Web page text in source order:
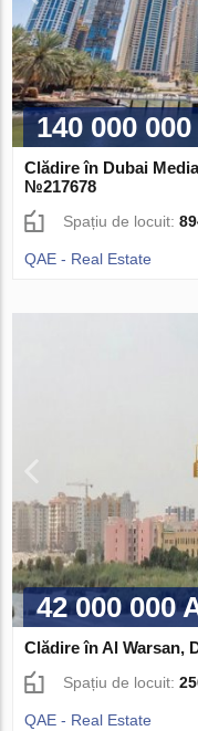
140 000
Clădire în Dubai
№217678
Spațiu de locuit:
QAE - Real Estate
42 000 000
Clădire în Al Warsan,
Spațiu de locuit:
QAE - Real Estate